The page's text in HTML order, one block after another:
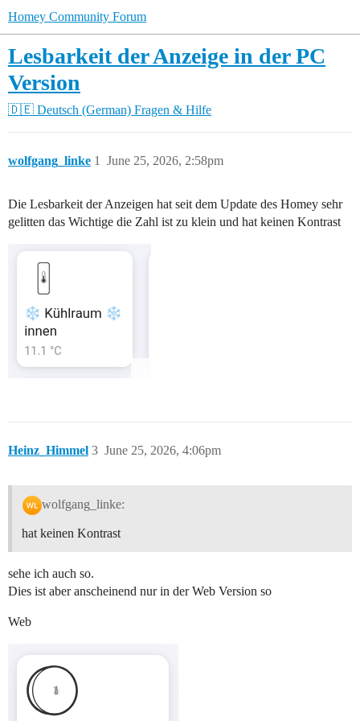
Homey Community Forum
Lesbarkeit der Anzeige in der PC
Version
🇩🇪 Deutsch (German) Fragen & Hilfe
wolfgang_linke June 25, 2026, 2:58pm
1
Die Lesbarkeit der Anzeigen hat seit dem Update des Homey sehr
gelitten das Wichtige die Zahl ist zu klein und hat keinen Kontrast
Heinz_Himmel June 25, 2026, 4:06pm
3
wolfgang_linke:
hat keinen Kontrast
sehe ich auch so.
Dies ist aber anscheinend nur in der Web Version so
Web